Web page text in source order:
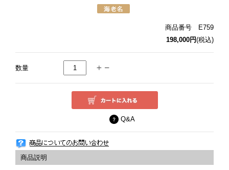
商品番号 E759
198,000円(税込)
数量
Q&A